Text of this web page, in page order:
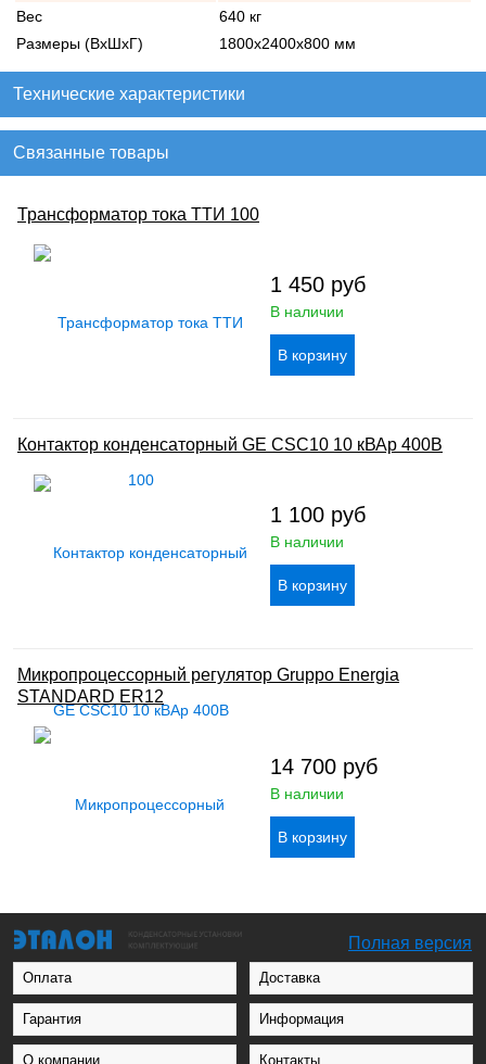
Вес
640 кг
Размеры (ВхШхГ)
1800х2400х800 мм
Технические характеристики
Связанные товары
Трансформатор тока ТТИ 100
1 450 руб
В наличии
Контактор конденсаторный GE CSC10 10 кВАр 400В
1 100 руб
В наличии
Микропроцессорный регулятор Gruppo Energia
STANDARD ER12
14 700 руб
В наличии
Полная версия
Оплата Доставка
Гарантия Информация
О компании Контакты